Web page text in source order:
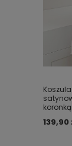
koronką
139,90